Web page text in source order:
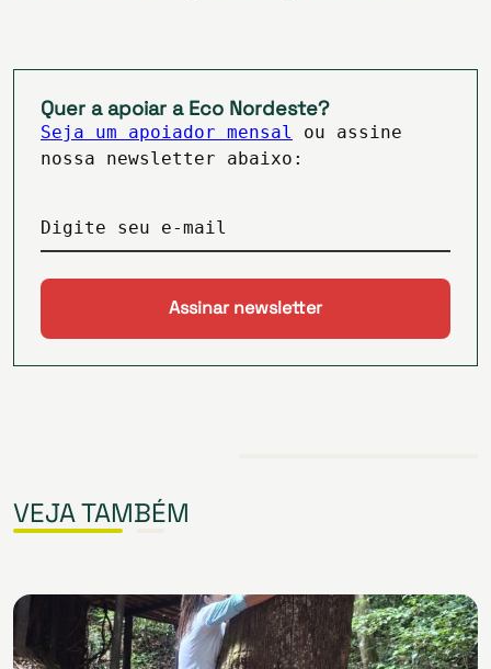
Quer a apoiar a Eco Nordeste?
Seja um apoiador mensal
ou assine
nossa newsletter abaixo:
Digite seu e-mail
VEJA TAMBÉM